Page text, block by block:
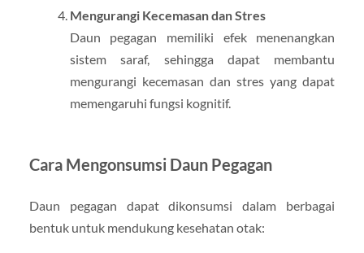
Mengurangi Kecemasan dan Stres
Daun pegagan memiliki efek menenangkan
sistem saraf, sehingga dapat membantu
mengurangi kecemasan dan stres yang dapat
memengaruhi fungsi kognitif.
Cara Mengonsumsi Daun Pegagan
Daun pegagan dapat dikonsumsi dalam berbagai
bentuk untuk mendukung kesehatan otak: